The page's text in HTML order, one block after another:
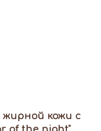
жирной кожи с